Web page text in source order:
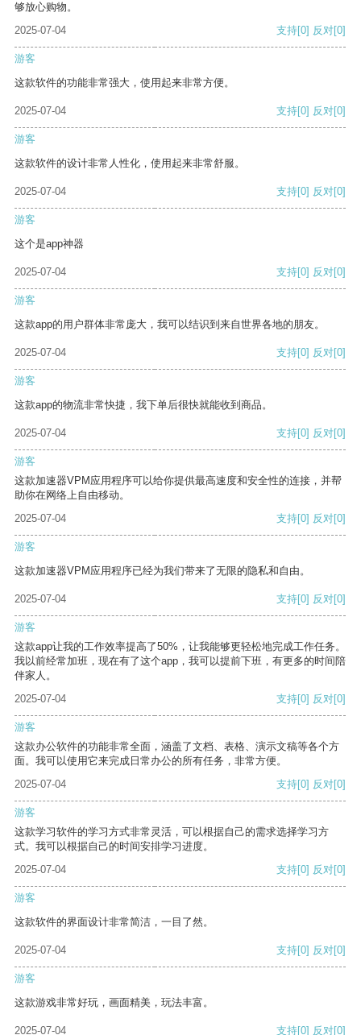
够放心购物。
2025-07-04
支持[0] 反对[0]
游客
这款软件的功能非常强大，使用起来非常方便。
2025-07-04 支持[0] 反对[0]
游客
这款软件的设计非常人性化，使用起来非常舒服。
2025-07-04 支持[0] 反对[0]
游客
这个是app神器
2025-07-04 支持[0] 反对[0]
游客
这款app的用户群体非常庞大，我可以结识到来自世界各地的朋友。
2025-07-04 支持[0] 反对[0]
游客
这款app的物流非常快捷，我下单后很快就能收到商品。
2025-07-04 支持[0] 反对[0]
游客
这款加速器VPM应用程序可以给你提供最高速度和安全性的连接，并帮
助你在网络上自由移动。
2025-07-04
支持[0] 反对[0]
游客
这款加速器VPM应用程序已经为我们带来了无限的隐私和自由。
2025-07-04 支持[0] 反对[0]
游客
这款app让我的工作效率提高了50%，让我能够更轻松地完成工作任务。
我以前经常加班，现在有了这个app，我可以提前下班，有更多的时间陪
伴家人。
2025-07-04
支持[0] 反对[0]
游客
这款办公软件的功能非常全面，涵盖了文档、表格、演示文稿等各个方
面。我可以使用它来完成日常办公的所有任务，非常方便。
2025-07-04
支持[0] 反对[0]
游客
这款学习软件的学习方式非常灵活，可以根据自己的需求选择学习方
式。我可以根据自己的时间安排学习进度。
2025-07-04
支持[0] 反对[0]
游客
这款软件的界面设计非常简洁，一目了然。
2025-07-04 支持[0] 反对[0]
游客
这款游戏非常好玩，画面精美，玩法丰富。
2025-07-04 支持[0] 反对[0]